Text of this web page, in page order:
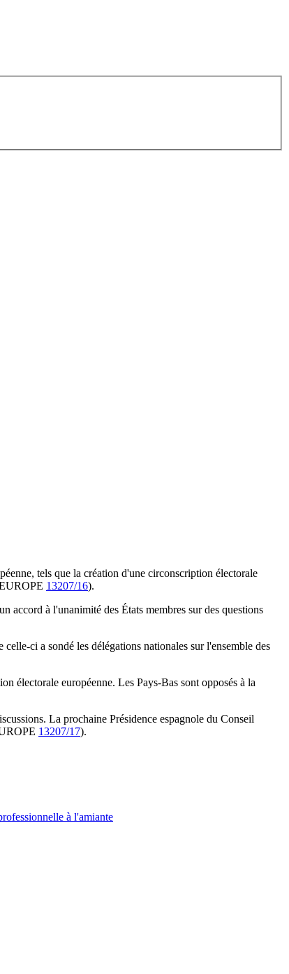
tels que la création d'une circonscription électorale
13207/16).
à l'unanimité des États membres sur des questions
ci a sondé les délégations nationales sur l'ensemble des
électorale européenne. Les Pays-Bas sont opposés à la
La prochaine Présidence espagnole du Conseil
13207/17).
à l'amiante